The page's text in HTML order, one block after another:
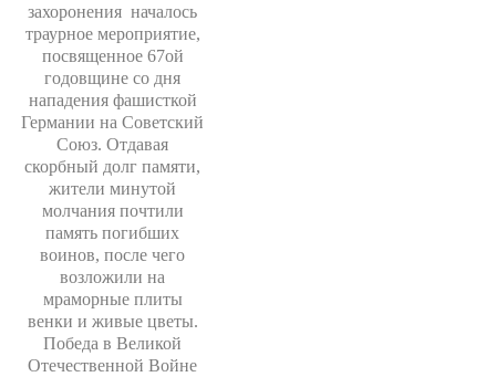
захоронения началось
траурное мероприятие,
посвященное 67ой
годовщине со дня
нападения фашисткой
Германии на Советский
Союз. Отдавая
скорбный долг памяти,
жители минутой
молчания почтили
память погибших
воинов, после чего
возложили на
мраморные плиты
венки и живые цветы.
Победа в Великой
Отечественной Войне